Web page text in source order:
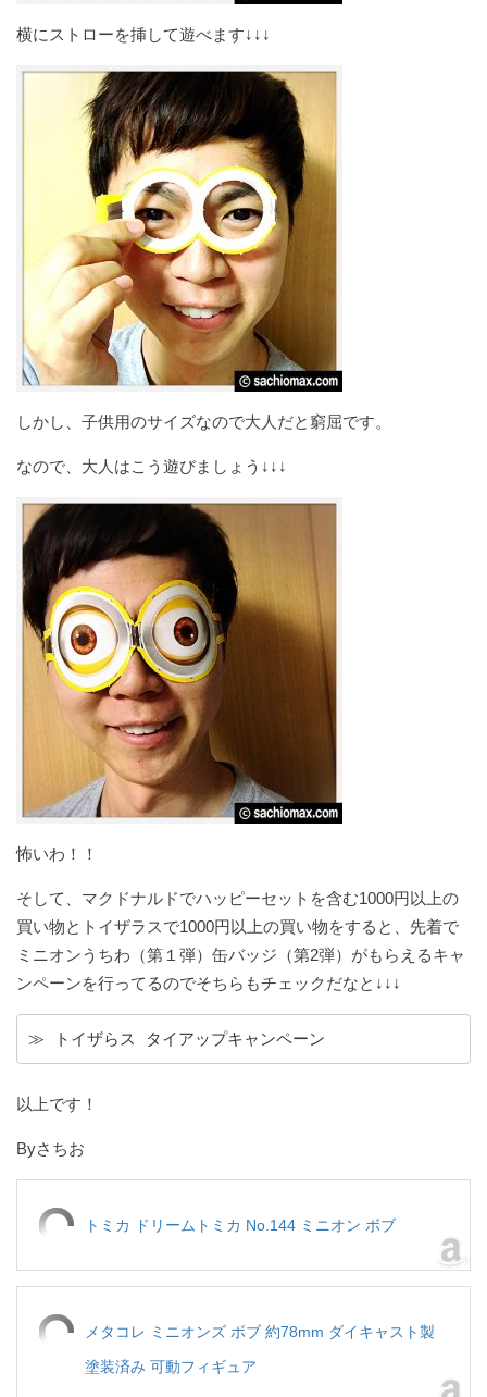
横にストローを挿して遊べます↓↓↓
しかし、子供用のサイズなので大人だと窮屈です。
なので、大人はこう遊びましょう↓↓↓
怖いわ！！
そして、マクドナルドでハッピーセットを含む1000円以上の
買い物とトイザラスで1000円以上の買い物をすると、先着で
ミニオンうちわ（第１弾）缶バッジ（第2弾）がもらえるキャ
ンペーンを行ってるのでそちらもチェックだなと↓↓↓
≫ トイザらス タイアップキャンペーン
以上です！
Byさちお
トミカ ドリームトミカ No.144 ミニオン ボブ
メタコレ ミニオンズ ボブ 約78mm ダイキャスト製
塗装済み 可動フィギュア